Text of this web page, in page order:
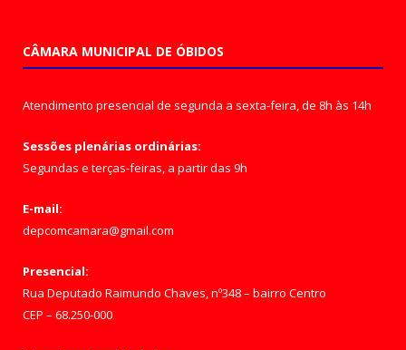
CÂMARA MUNICIPAL DE ÓBIDOS
Atendimento presencial de segunda a sexta-feira, de 8h às 14h
Sessões plenárias ordinárias:
Segundas e terças-feiras, a partir das 9h
E-mail:
depcomcamara@gmail.com
Presencial:
Rua Deputado Raimundo Chaves, nº348 – bairro Centro
CEP – 68.250-000